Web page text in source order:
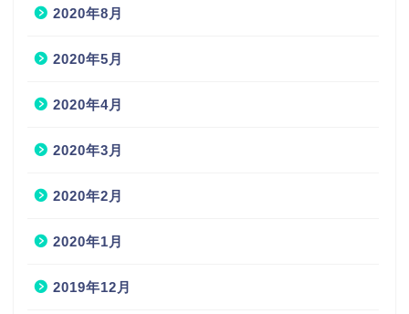
2020年8月
2020年5月
2020年4月
2020年3月
2020年2月
2020年1月
2019年12月